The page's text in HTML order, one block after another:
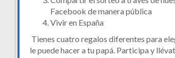
Facebook de manera pública
Vivir en España
Tienes cuatro regalos diferentes para
le puede hacer a tu papá. Participa y